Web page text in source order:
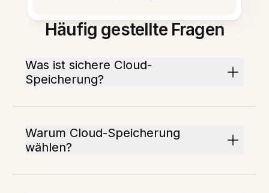
Häufig gestellte Fragen
Was ist sichere Cloud-
Speicherung?
Warum Cloud-Speicherung
wählen?